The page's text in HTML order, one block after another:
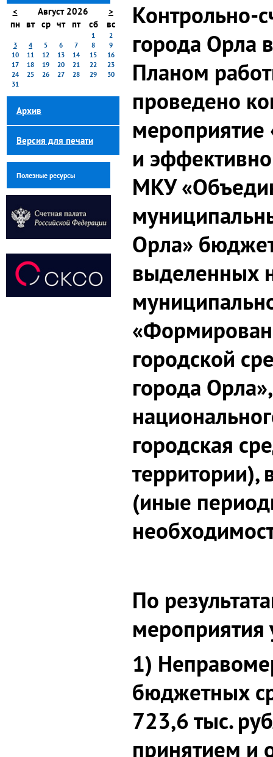
< Август 2026
>
пн вт ср чт пт сб вс
1
2
3
4 5 6 7 8
9
10
11 12 13 14 15
16
17
18 19 20 21 22
23
24
25 26 27 28 29
30
31
Архив
Версия для печати
Полезные ресурсы
Контрольно-
города Орла
Планом
проведено
мероприятие
и
МКУ
Орла»
выделенных
городской
города
городская
территории),
(иные
По
мероприятия
1)
бюджетных
723,6 тыс.
принятием и